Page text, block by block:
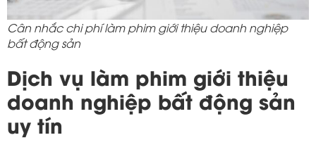
Cân nhắc chi phí làm phim giới thiệu doanh nghiệp
bất động sản
Dịch vụ làm phim giới thiệu
doanh nghiệp bất động sản
uy tín